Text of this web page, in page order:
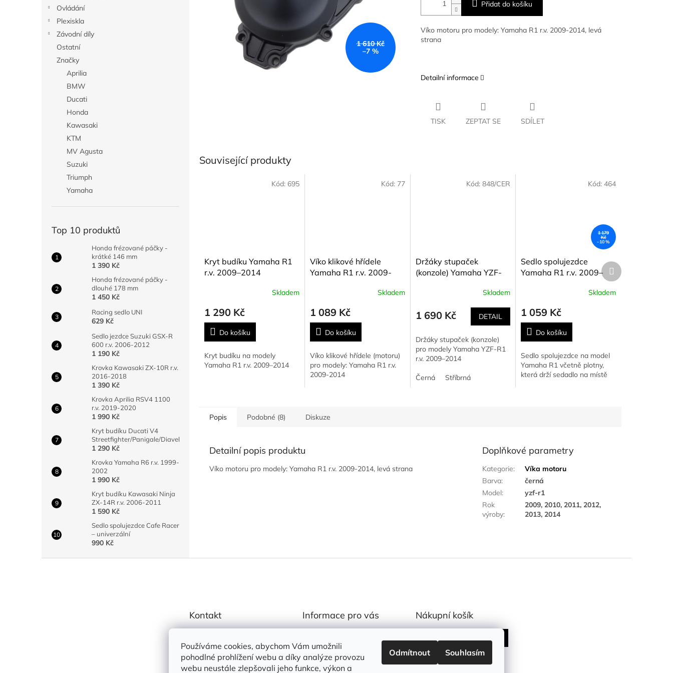
Používáme cookies, abychom Vám umožnili
pohodlné prohlížení webu a díky analýze provozu
webu neustále zlepšovali jeho funkce, výkon a
Odmítnout Souhlasím
Ovládání
Plexiskla
Závodní díly
Ostatní
Značky
Aprilia
BMW
Ducati
Honda
Kawasaki
KTM
MV Agusta
Suzuki
Triumph
Yamaha
Top 10 produktů
Honda frézované páčky -
krátké 146 mm
1 390 Kč
Honda frézované páčky -
dlouhé 178 mm
1 450 Kč
Racing sedlo UNI
629 Kč
Sedlo jezdce Suzuki GSX-R
600 r.v. 2006-2012
1 190 Kč
Krovka Kawasaki ZX-10R r.v.
2016-2018
1 390 Kč
Krovka Aprilia RSV4 1100
r.v. 2019-2020
1 990 Kč
Kryt budíku Ducati V4
Streetfighter/Panigale/Diavel
1 290 Kč
Krovka Yamaha R6 r.v. 1999-
2002
1 990 Kč
Kryt budíku Kawasaki Ninja
ZX-14R r.v. 2006-2011
1 590 Kč
Sedlo spolujezdce Cafe Racer
– univerzální
990 Kč
1 610 Kč
–7 %
Přidat do košíku
Víko motoru pro modely: Yamaha R1 r.v. 2009-2014, levá
strana
Detailní informace
TISK ZEPTAT SE SDÍLET
Související produkty
Kryt budíku Yamaha R1
r.v. 2009–2014
Skladem
1 290 Kč
Do košíku
Kryt budíku na modely
Yamaha R1 r.v. 2009–2014
Kód: 695
Víko klikové hřídele
Yamaha R1 r.v. 2009-
Skladem
1 089 Kč
Do košíku
Víko klikové hřídele (motoru)
pro modely: Yamaha R1 r.v.
2009-2014
Kód: 77
Držáky stupaček
(konzole) Yamaha YZF-
Skladem
1 690 Kč DETAIL
Držáky stupaček (konzole)
pro modely Yamaha YZF-R1
r.v. 2009–2014
Černá Stříbrná
Kód:848/CER
1 179
Kč
–10 %
Sedlo spolujezdce
Yamaha R1 r.v. 2009–
Skladem
1 059 Kč
Do košíku
Sedlo spolujezdce na model
Yamaha R1 včetně plotny,
která drží sedadlo na místě
Kód: 464
Další
produkt
Popis Podobné (8) Diskuze
Detailní popis produktu
Víko motoru pro modely: Yamaha R1 r.v. 2009-2014, levá strana
Doplňkové parametry
Kategorie:
Víka motoru
Barva:
černá
Model:
yzf-r1
Rok
výroby:
2009, 2010, 2011, 2012,
2013, 2014
Kontakt
Road Fanatics
roadfanaticsCZ
Informace pro vás
Podmínky ochrany osobních
údajů
Odstoupení od smlouvy
Nákupní košík